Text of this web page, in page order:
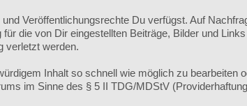
Veröffentlichungsrechte Du verfügst. Auf
die von Dir eingestellten Beiträge, Bilder und
verletzt werden.
Inhalt so schnell wie möglich zu bearbeiten
im Sinne des § 5 II TDG/MDStV